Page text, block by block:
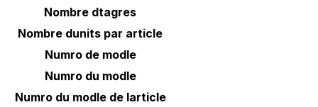
Nombre dtagres
Nombre dunits par article
Numro de modle
Numro du modle
Numro du modle de larticle